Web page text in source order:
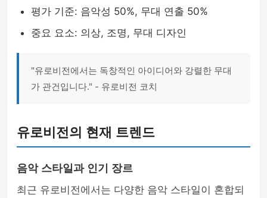
평가 기준: 음악성 50%, 무대 연출 50%
중요 요소: 의상, 조명, 무대 디자인
"유로비전에서는 독창적인 아이디어와 강렬한 무대
가 관건입니다." - 유로비전 코치
유로비전의 현재 트렌드
음악 스타일과 인기 장르
최근 유로비전에서는 다양한 음악 스타일이 혼합되